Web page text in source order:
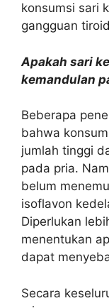
konsumsi sari
gangguan
Apakah sari
kemandulan
Beberapa
bahwa
jumlah tinggi
pada pria.
belum
isoflavon
Diperlukan
menentukan
dapat
Secara